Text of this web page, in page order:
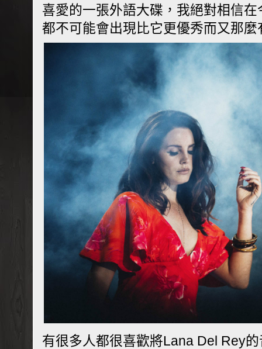
喜愛的一張外語大碟，我絕對相信
都不可能會出現比它更優秀而又那
有很多人都很喜歡將Lana Del Rey